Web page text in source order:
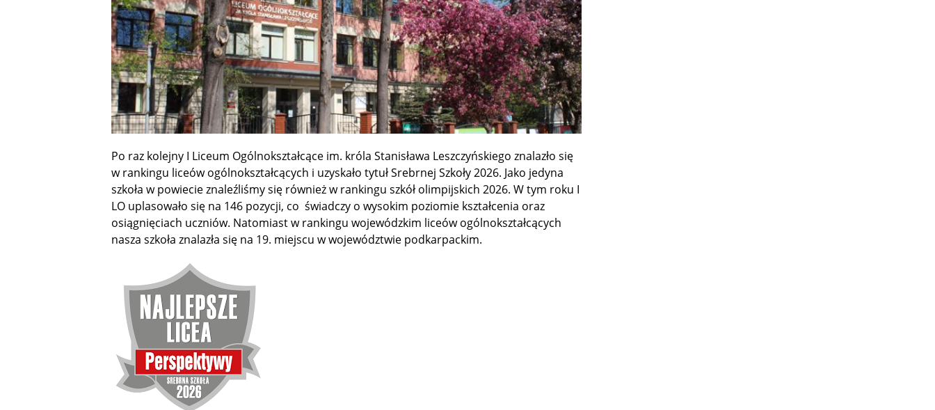
Po raz kolejny I Liceum Ogólnokształcące im. króla Stanisława Leszczyńskiego znalazło się
w rankingu liceów ogólnokształcących i uzyskało tytuł Srebrnej Szkoły 2026. Jako jedyna
szkoła w powiecie znaleźliśmy się również w rankingu szkół olimpijskich 2026. W tym roku I
LO uplasowało się na 146 pozycji, co świadczy o wysokim poziomie kształcenia oraz
osiągnięciach uczniów. Natomiast w rankingu wojewódzkim liceów ogólnokształcących
nasza szkoła znalazła się na 19. miejscu w województwie podkarpackim.